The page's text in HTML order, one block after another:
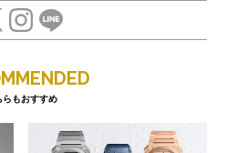
らもおすすめ